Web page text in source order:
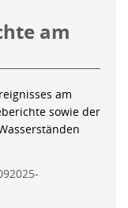
am
am
sowie der